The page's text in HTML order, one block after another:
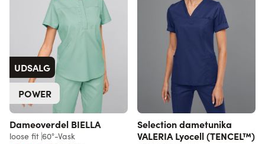
UDSALG
POWER
Dameoverdel BIELLA
loose fit 60°-Vask
Selection dametunika
VALERIA Lyocell (TENCEL™)